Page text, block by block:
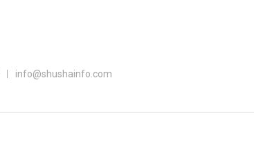
info@shushainfo.com